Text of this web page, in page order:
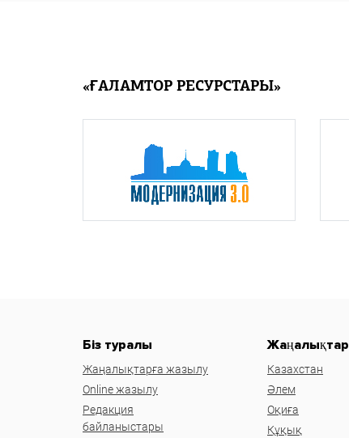
«ҒАЛАМТОР РЕСУРСТАРЫ»
Біз туралы
Жаңалықтарға жазылу
Online жазылу
Редакция
байланыстары
Жаңалықтар
Казахстан
Әлем
Оқиға
Құқық